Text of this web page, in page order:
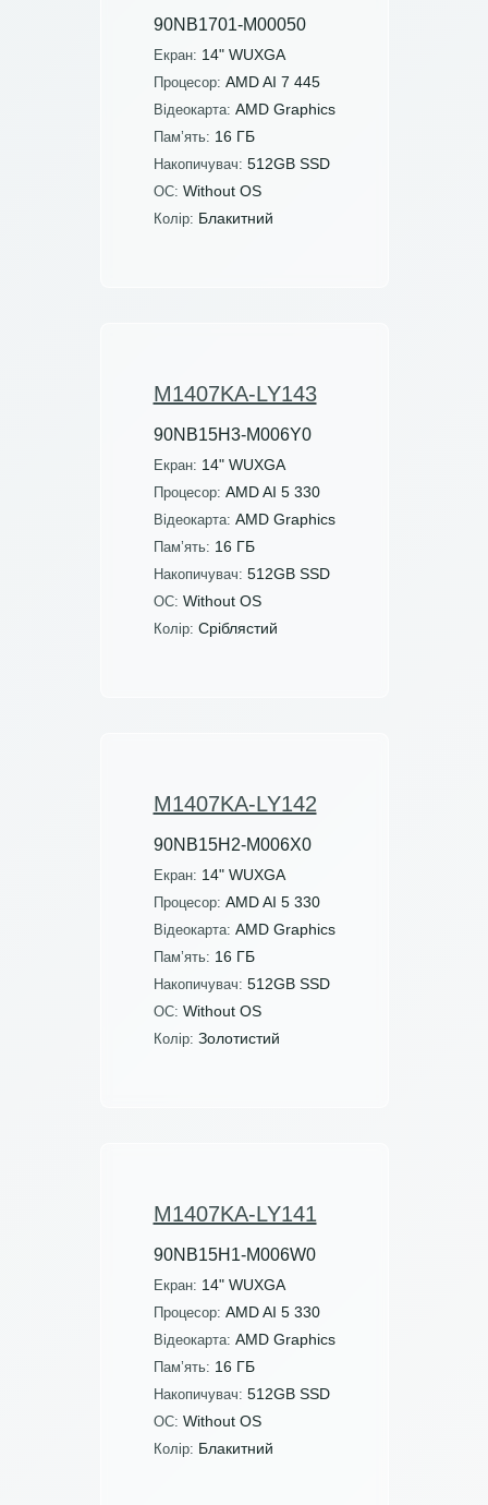
90NB1701-M00050
Екран: 14" WUXGA
Процесор: AMD AI 7 445
Відеокарта: AMD Graphics
Пам’ять: 16 ГБ
Накопичувач: 512GB SSD
ОС: Without OS
Колір: Блакитний
M1407KA-LY143
90NB15H3-M006Y0
Екран: 14" WUXGA
Процесор: AMD AI 5 330
Відеокарта: AMD Graphics
Пам’ять: 16 ГБ
Накопичувач: 512GB SSD
ОС: Without OS
Колір: Сріблястий
M1407KA-LY142
90NB15H2-M006X0
Екран: 14" WUXGA
Процесор: AMD AI 5 330
Відеокарта: AMD Graphics
Пам’ять: 16 ГБ
Накопичувач: 512GB SSD
ОС: Without OS
Колір: Золотистий
M1407KA-LY141
90NB15H1-M006W0
Екран: 14" WUXGA
Процесор: AMD AI 5 330
Відеокарта: AMD Graphics
Пам’ять: 16 ГБ
Накопичувач: 512GB SSD
ОС: Without OS
Колір: Блакитний